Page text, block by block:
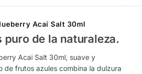
Acai Salt 30ml
puro de la naturaleza.
Acai Salt 30ml, suave y
de frutos azules combina la dulzura